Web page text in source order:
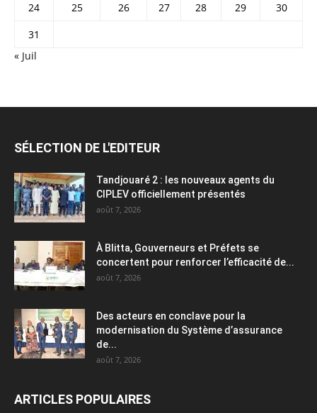
24
25 26 27 28 29
30
31
« Juil
SÉLECTION DE L'EDITEUR
Tandjouaré 2 : les nouveaux agents du
CIPLEV officiellement présentés
août 7, 2026
À Blitta, Gouverneurs et Préfets se
concertent pour renforcer l’efficacité de...
août 7, 2026
Des acteurs en conclave pour la
modernisation du Système d’assurance
de...
août 7, 2026
ARTICLES POPULAIRES